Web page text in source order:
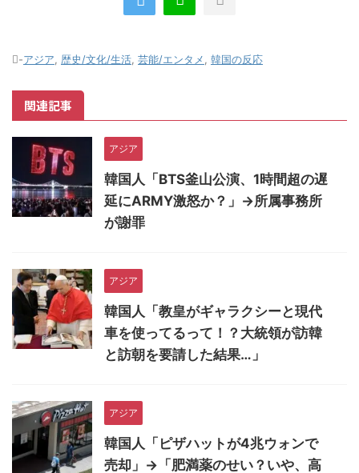
-アジア 歴史/文化/生活 芸能/エンタメ 韓国の反応
関連記事
アジア
韓国人「BTS釜山公演、1時間超の遅
延にARMY激怒か？」→所属事務所
が謝罪
アジア
韓国人「教皇がギャラクシーと現代
車を使ってるって！？大統領が訪韓
と訪朝を要請した結果…」
アジア
韓国人「ピザハットが4兆ウォンで
売却」→「肥満薬のせい？いや、高